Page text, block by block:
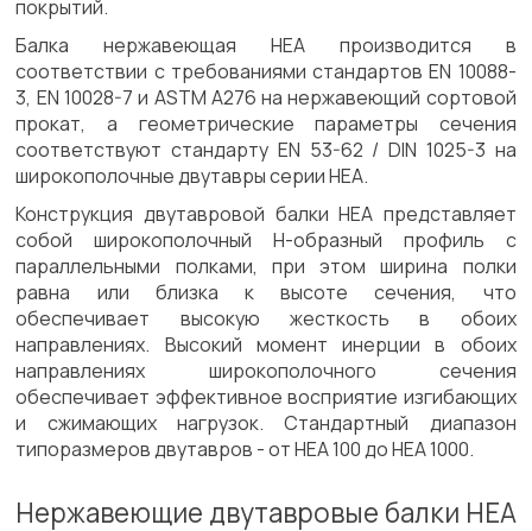
покрытий.
Балка нержавеющая HEA производится в
соответствии с требованиями стандартов EN 10088-
3, EN 10028-7 и ASTM A276 на нержавеющий сортовой
прокат, а геометрические параметры сечения
соответствуют стандарту EN 53-62 / DIN 1025-3 на
широкополочные двутавры серии HEA.
Конструкция двутавровой балки HEA представляет
собой широкополочный Н-образный профиль с
параллельными полками, при этом ширина полки
равна или близка к высоте сечения, что
обеспечивает высокую жесткость в обоих
направлениях. Высокий момент инерции в обоих
направлениях широкополочного сечения
обеспечивает эффективное восприятие изгибающих
и сжимающих нагрузок. Стандартный диапазон
типоразмеров двутавров - от HEA 100 до HEA 1000.
Нержавеющие двутавровые балки HEA